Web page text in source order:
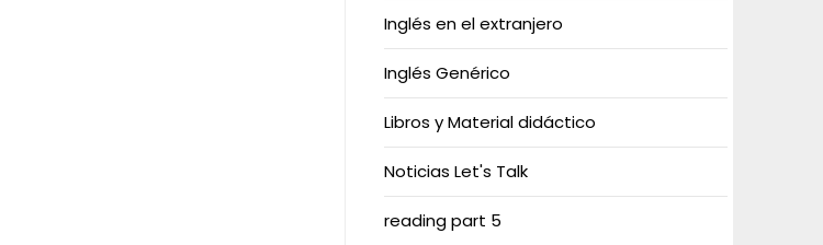
Inglés en el extranjero
Inglés Genérico
Libros y Material didáctico
Noticias Let's Talk
reading part 5